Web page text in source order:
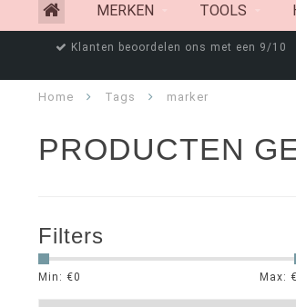
MERKEN TOOLS
Klanten beoordelen ons met een 9/10
Home Tags marker
PRODUCTEN
Filters
Min: €0 Max: €